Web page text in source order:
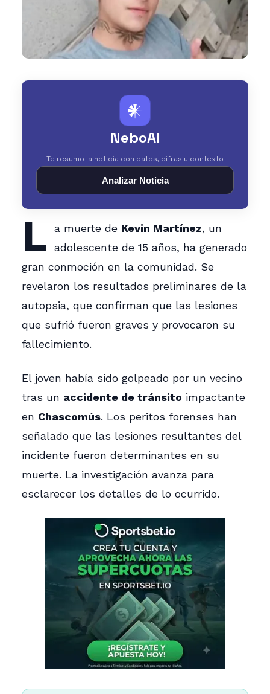
𒀭
NeboAI
Te resumo la noticia con datos, cifras y contexto
Analizar Noticia
L a muerte de Kevin Martínez, un
adolescente de 15 años, ha generado
gran conmoción en la comunidad. Se
revelaron los resultados preliminares de la
autopsia, que confirman que las lesiones
que sufrió fueron graves y provocaron su
fallecimiento.
El joven había sido golpeado por un vecino
tras un accidente de tránsito impactante
en Chascomús. Los peritos forenses han
señalado que las lesiones resultantes del
incidente fueron determinantes en su
muerte. La investigación avanza para
esclarecer los detalles de lo ocurrido.